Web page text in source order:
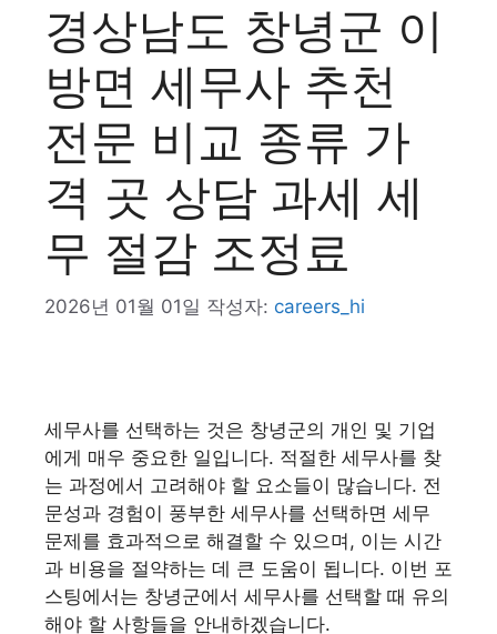
경상남도 창녕군 이
방면 세무사 추천
전문 비교 종류 가
격 곳 상담 과세 세
무 절감 조정료
2026년 01월 01일 작성자: careers_hi
세무사를 선택하는 것은 창녕군의 개인 및 기업
에게 매우 중요한 일입니다. 적절한 세무사를 찾
는 과정에서 고려해야 할 요소들이 많습니다. 전
문성과 경험이 풍부한 세무사를 선택하면 세무
문제를 효과적으로 해결할 수 있으며, 이는 시간
과 비용을 절약하는 데 큰 도움이 됩니다. 이번 포
스팅에서는 창녕군에서 세무사를 선택할 때 유의
해야 할 사항들을 안내하겠습니다.